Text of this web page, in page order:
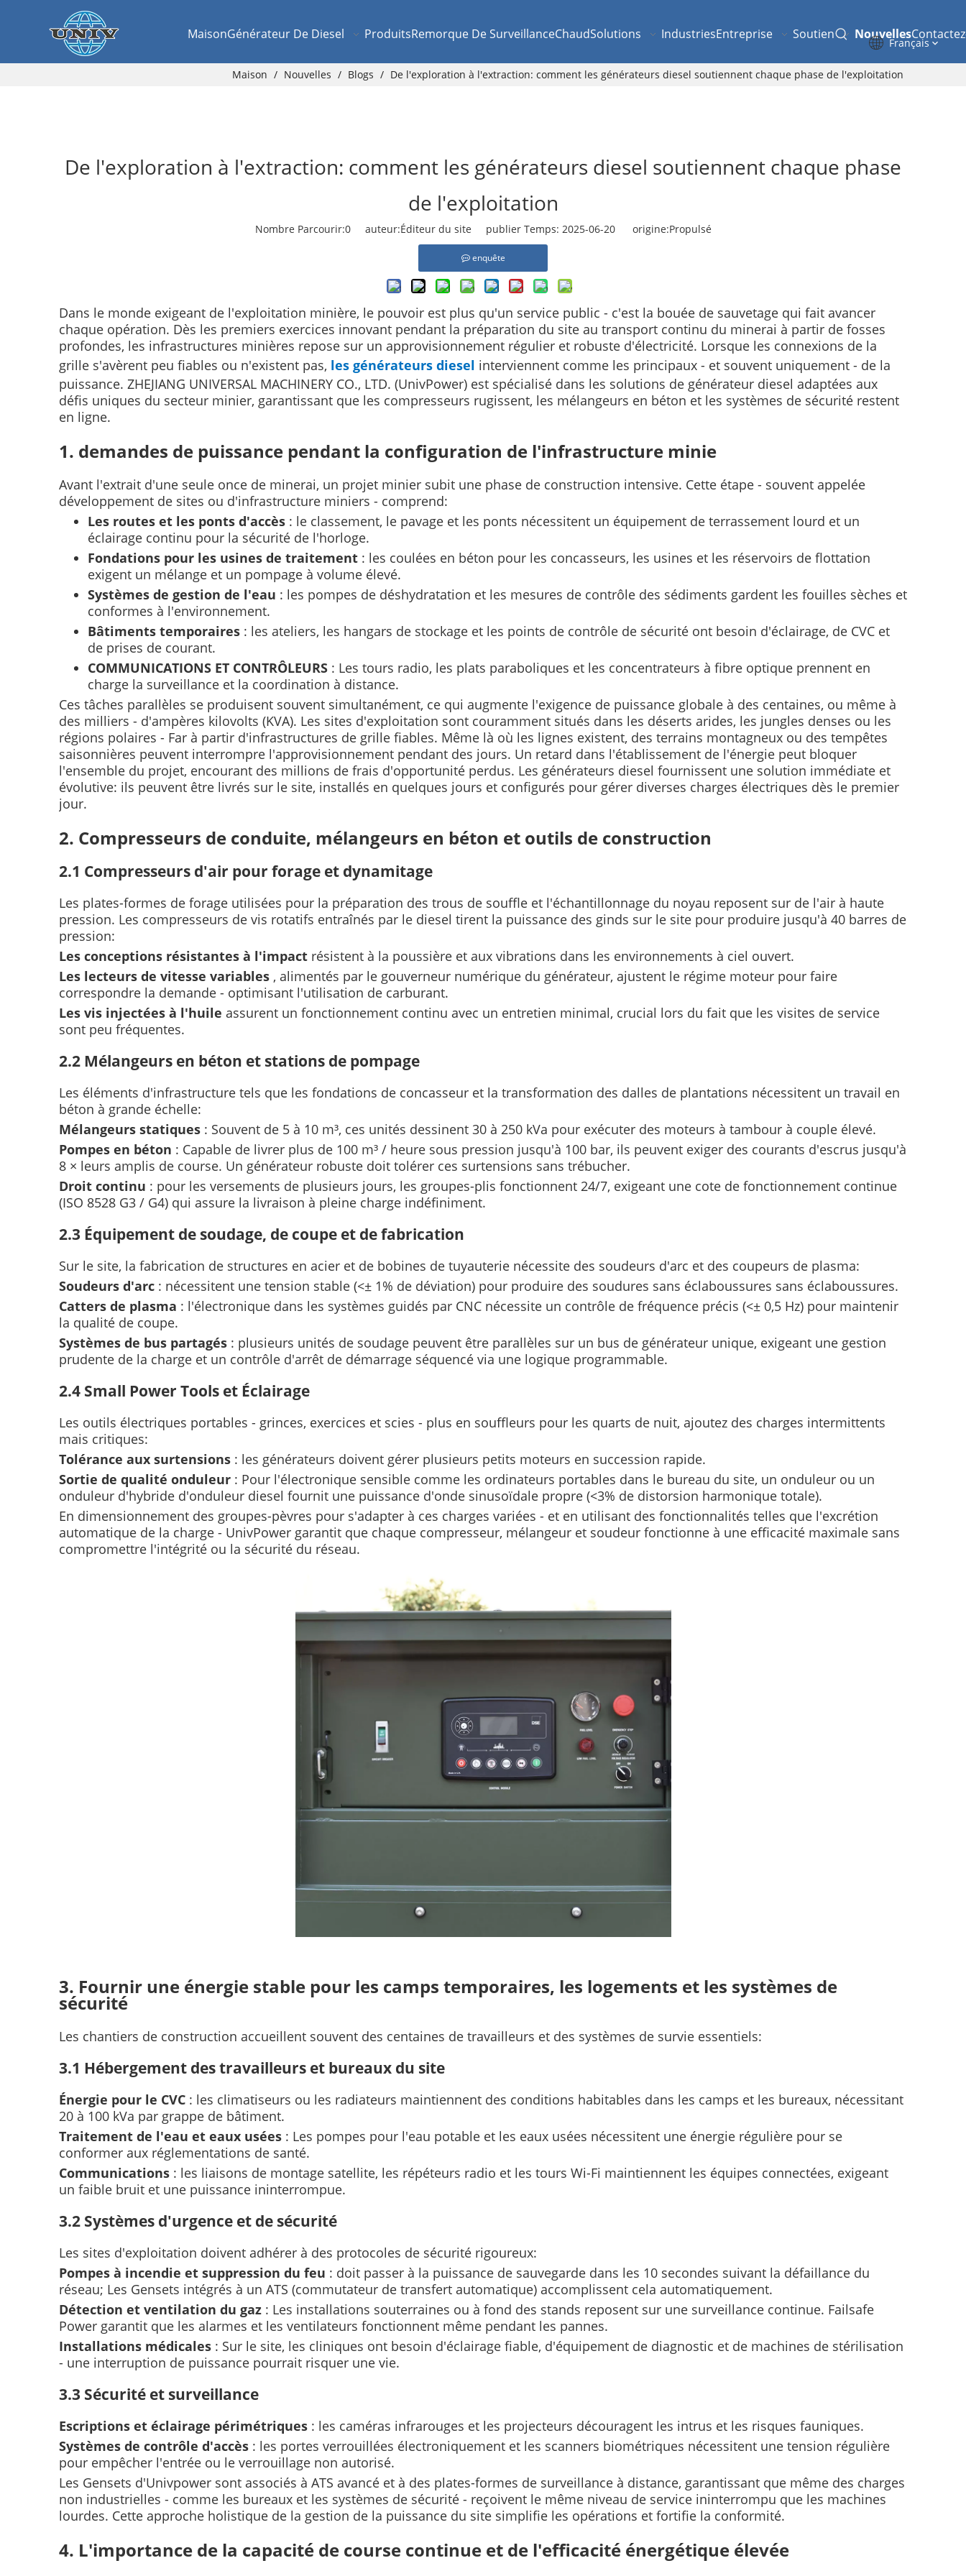
MaisonGénérateur De Diesel ProduitsRemorque De SurveillanceChaudSolutions IndustriesEntreprise Soutien Nouvelles
Français
Maison / Nouvelles / Blogs / De l'exploration à l'extraction: comment les générateurs diesel soutiennent chaque phase de l'exploitation
De l'exploration à l'extraction: comment les générateurs diesel soutiennent chaque phase
de l'exploitation
Nombre Parcourir:0auteur:Éditeur du site publier Temps: 2025-06-20 origine:Propulsé
enquête
Dans le monde exigeant de l'exploitation minière, le pouvoir est plus qu'un service public - c'est la bouée de sauvetage qui fait avancer
chaque opération. Dès les premiers exercices innovant pendant la préparation du site au transport continu du minerai à partir de fosses
profondes, les infrastructures minières repose sur un approvisionnement régulier et robuste d'électricité. Lorsque les connexions de la
grille s'avèrent peu fiables ou n'existent pas, les générateurs diesel interviennent comme les principaux - et souvent uniquement - de la
puissance. ZHEJIANG UNIVERSAL MACHINERY CO., LTD. (UnivPower) est spécialisé dans les solutions de générateur diesel adaptées aux
défis uniques du secteur minier, garantissant que les compresseurs rugissent, les mélangeurs en béton et les systèmes de sécurité restent
en ligne.
1. demandes de puissance pendant la configuration de l'infrastructure minie
Avant l'extrait d'une seule once de minerai, un projet minier subit une phase de construction intensive. Cette étape - souvent appelée
développement de sites ou d'infrastructure miniers - comprend:
Les routes et les ponts d'accès : le classement, le pavage et les ponts nécessitent un équipement de terrassement lourd et un
éclairage continu pour la sécurité de l'horloge.
Fondations pour les usines de traitement : les coulées en béton pour les concasseurs, les usines et les réservoirs de flottation
exigent un mélange et un pompage à volume élevé.
Systèmes de gestion de l'eau : les pompes de déshydratation et les mesures de contrôle des sédiments gardent les fouilles sèches et
conformes à l'environnement.
Bâtiments temporaires : les ateliers, les hangars de stockage et les points de contrôle de sécurité ont besoin d'éclairage, de CVC et
de prises de courant.
COMMUNICATIONS ET CONTRÔLEURS : Les tours radio, les plats paraboliques et les concentrateurs à fibre optique prennent en
charge la surveillance et la coordination à distance.
Ces tâches parallèles se produisent souvent simultanément, ce qui augmente l'exigence de puissance globale à des centaines, ou même à
des milliers - d'ampères kilovolts (KVA). Les sites d'exploitation sont couramment situés dans les déserts arides, les jungles denses ou les
régions polaires - Far à partir d'infrastructures de grille fiables. Même là où les lignes existent, des terrains montagneux ou des tempêtes
saisonnières peuvent interrompre l'approvisionnement pendant des jours. Un retard dans l'établissement de l'énergie peut bloquer
l'ensemble du projet, encourant des millions de frais d'opportunité perdus. Les générateurs diesel fournissent une solution immédiate et
évolutive: ils peuvent être livrés sur le site, installés en quelques jours et configurés pour gérer diverses charges électriques dès le premier
jour.
2. Compresseurs de conduite, mélangeurs en béton et outils de construction
2.1 Compresseurs d'air pour forage et dynamitage
Les plates-formes de forage utilisées pour la préparation des trous de souffle et l'échantillonnage du noyau reposent sur de l'air à haute
pression. Les compresseurs de vis rotatifs entraînés par le diesel tirent la puissance des ginds sur le site pour produire jusqu'à 40 barres de
pression:
Les conceptions résistantes à l'impact résistent à la poussière et aux vibrations dans les environnements à ciel ouvert.
Les lecteurs de vitesse variables , alimentés par le gouverneur numérique du générateur, ajustent le régime moteur pour faire
correspondre la demande - optimisant l'utilisation de carburant.
Les vis injectées à l'huile assurent un fonctionnement continu avec un entretien minimal, crucial lors du fait que les visites de service
sont peu fréquentes.
2.2 Mélangeurs en béton et stations de pompage
Les éléments d'infrastructure tels que les fondations de concasseur et la transformation des dalles de plantations nécessitent un travail en
béton à grande échelle:
Mélangeurs statiques : Souvent de 5 à 10 m³, ces unités dessinent 30 à 250 kVa pour exécuter des moteurs à tambour à couple élevé.
Pompes en béton : Capable de livrer plus de 100 m³ / heure sous pression jusqu'à 100 bar, ils peuvent exiger des courants d'escrus jusqu'à
8 × leurs amplis de course. Un générateur robuste doit tolérer ces surtensions sans trébucher.
Droit continu : pour les versements de plusieurs jours, les groupes-plis fonctionnent 24/7, exigeant une cote de fonctionnement continue
(ISO 8528 G3 / G4) qui assure la livraison à pleine charge indéfiniment.
2.3 Équipement de soudage, de coupe et de fabrication
Sur le site, la fabrication de structures en acier et de bobines de tuyauterie nécessite des soudeurs d'arc et des coupeurs de plasma:
Soudeurs d'arc : nécessitent une tension stable (<± 1% de déviation) pour produire des soudures sans éclaboussures sans éclaboussures.
Catters de plasma : l'électronique dans les systèmes guidés par CNC nécessite un contrôle de fréquence précis (<± 0,5 Hz) pour maintenir
la qualité de coupe.
Systèmes de bus partagés : plusieurs unités de soudage peuvent être parallèles sur un bus de générateur unique, exigeant une gestion
prudente de la charge et un contrôle d'arrêt de démarrage séquencé via une logique programmable.
2.4 Small Power Tools et Éclairage
Les outils électriques portables - grinces, exercices et scies - plus en souffleurs pour les quarts de nuit, ajoutez des charges intermittents
mais critiques:
Tolérance aux surtensions : les générateurs doivent gérer plusieurs petits moteurs en succession rapide.
Sortie de qualité onduleur : Pour l'électronique sensible comme les ordinateurs portables dans le bureau du site, un onduleur ou un
onduleur d'hybride d'onduleur diesel fournit une puissance d'onde sinusoïdale propre (<3% de distorsion harmonique totale).
En dimensionnement des groupes-pèvres pour s'adapter à ces charges variées - et en utilisant des fonctionnalités telles que l'excrétion
automatique de la charge - UnivPower garantit que chaque compresseur, mélangeur et soudeur fonctionne à une efficacité maximale sans
compromettre l'intégrité ou la sécurité du réseau.
3. Fournir une énergie stable pour les camps temporaires, les logements et les systèmes de
sécurité
Les chantiers de construction accueillent souvent des centaines de travailleurs et des systèmes de survie essentiels:
3.1 Hébergement des travailleurs et bureaux du site
Énergie pour le CVC : les climatiseurs ou les radiateurs maintiennent des conditions habitables dans les camps et les bureaux, nécessitant
20 à 100 kVa par grappe de bâtiment.
Traitement de l'eau et eaux usées : Les pompes pour l'eau potable et les eaux usées nécessitent une énergie régulière pour se
conformer aux réglementations de santé.
Communications : les liaisons de montage satellite, les répéteurs radio et les tours Wi-Fi maintiennent les équipes connectées, exigeant
un faible bruit et une puissance ininterrompue.
3.2 Systèmes d'urgence et de sécurité
Les sites d'exploitation doivent adhérer à des protocoles de sécurité rigoureux:
Pompes à incendie et suppression du feu : doit passer à la puissance de sauvegarde dans les 10 secondes suivant la défaillance du
réseau; Les Gensets intégrés à un ATS (commutateur de transfert automatique) accomplissent cela automatiquement.
Détection et ventilation du gaz : Les installations souterraines ou à fond des stands reposent sur une surveillance continue. Failsafe
Power garantit que les alarmes et les ventilateurs fonctionnent même pendant les pannes.
Installations médicales : Sur le site, les cliniques ont besoin d'éclairage fiable, d'équipement de diagnostic et de machines de stérilisation
- une interruption de puissance pourrait risquer une vie.
3.3 Sécurité et surveillance
Escriptions et éclairage périmétriques : les caméras infrarouges et les projecteurs découragent les intrus et les risques fauniques.
Systèmes de contrôle d'accès : les portes verrouillées électroniquement et les scanners biométriques nécessitent une tension régulière
pour empêcher l'entrée ou le verrouillage non autorisé.
Les Gensets d'Univpower sont associés à ATS avancé et à des plates-formes de surveillance à distance, garantissant que même des charges
non industrielles - comme les bureaux et les systèmes de sécurité - reçoivent le même niveau de service ininterrompu que les machines
lourdes. Cette approche holistique de la gestion de la puissance du site simplifie les opérations et fortifie la conformité.
4. L'importance de la capacité de course continue et de l'efficacité énergétique élevée